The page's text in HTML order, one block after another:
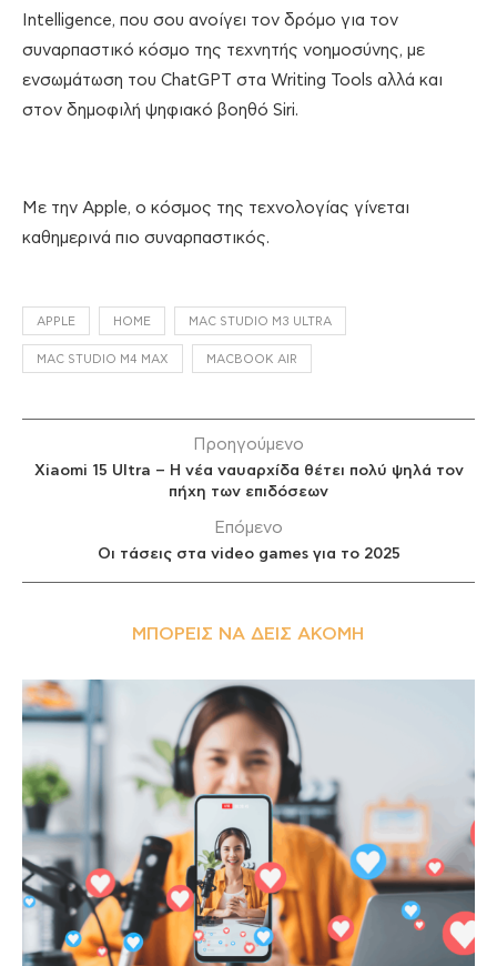
Intelligence, που σου ανοίγει τον δρόμο για τον
συναρπαστικό κόσμο της τεχνητής νοημοσύνης, με
ενσωμάτωση του ChatGPT στα Writing Tools αλλά και
στον δημοφιλή ψηφιακό βοηθό Siri.
Με την Apple, ο κόσμος της τεχνολογίας γίνεται
καθημερινά πιο συναρπαστικός.
APPLE HOME MAC STUDIO M3 ULTRA
MAC STUDIO M4 MAX MACBOOK AIR
Προηγούμενο
Xiaomi 15 Ultra – Η νέα ναυαρχίδα θέτει πολύ ψηλά τον
πήχη των επιδόσεων
Επόμενο
Οι τάσεις στα video games για το 2025
ΜΠΟΡΕΊΣ ΝΑ ΔΕΙΣ ΑΚΌΜΗ